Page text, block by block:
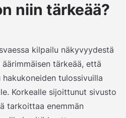
niin tärkeää?
kilpailu näkyvyydestä
tärkeää, että
tulossivuilla
Korkealle sijoittunut sivusto
tarkoittaa enemmän